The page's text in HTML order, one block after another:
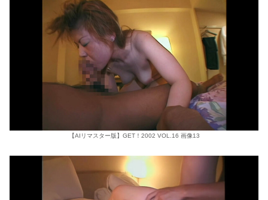
【AIリマスター版】GET！2002 VOL.16 画像13